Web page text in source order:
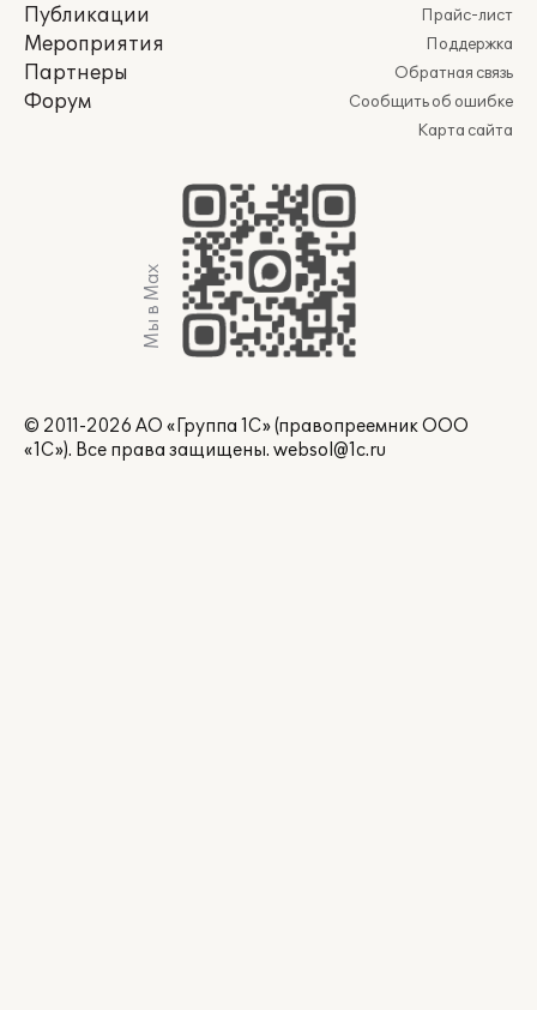
Публикации
Мероприятия
Партнеры
Форум
Прайс-лист
Поддержка
Обратная связь
Сообщить об ошибке
Карта сайта
Мы в Max
© 2011-2026 АО «Группа 1С» (правопреемник ООО
«1С»). Все права защищены. websol@1c.ru